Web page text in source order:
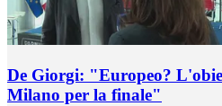
De Giorgi: "Europeo?
Milano per la finale"